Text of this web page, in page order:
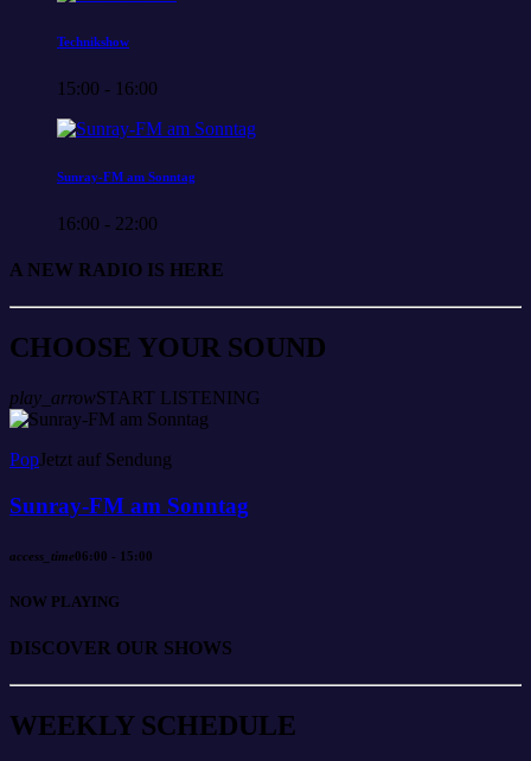
Technikshow
15:00 - 16:00
Sunray-FM am Sonntag
16:00 - 22:00
A NEW RADIO IS HERE
CHOOSE YOUR SOUND​
play_arrowSTART LISTENING
PopJetzt auf Sendung
Sunray-FM am Sonntag
access_time06:00 - 15:00
NOW PLAYING
DISCOVER OUR SHOWS
WEEKLY SCHEDULE